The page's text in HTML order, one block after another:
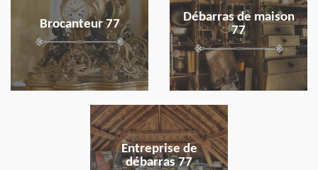
Brocanteur 77
Débarras de maison
77
Entreprise de
débarras 77
en savoir plus